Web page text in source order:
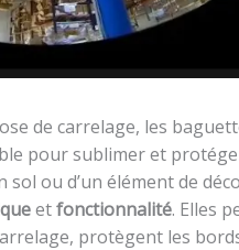
de carrelage, les
pour sublimer et
sol ou d’un élément de
etfonctionnalité. Elles
protègent les